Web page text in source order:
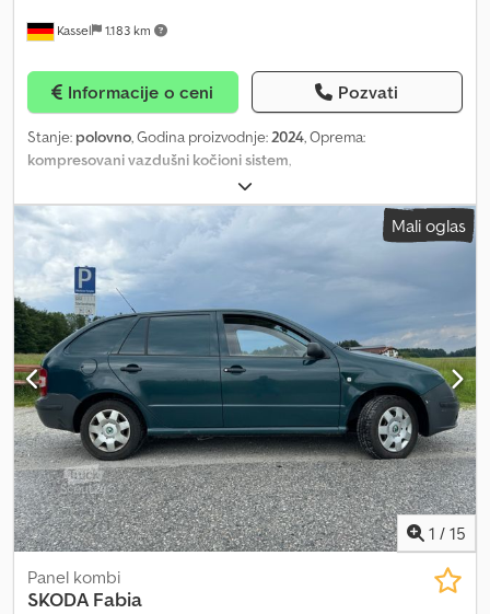
Kassel 1.183 km
Informacije o ceni Pozvati
Stanje: polovno, Godina proizvodnje:2024, Oprema:
kompresovani vazdušni kočioni sistem,
Mali oglas
1 / 15
Panel kombi
SKODA Fabia